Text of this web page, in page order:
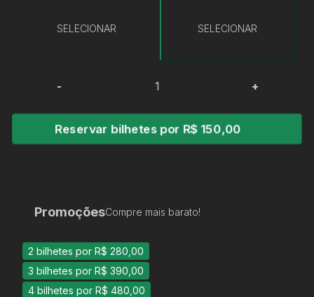
SELECIONAR SELECIONAR
- +
Reservar bilhetes por R$ 150,00
PromoçõesCompre mais barato!
2 bilhetes por R$ 280,00
3 bilhetes por R$ 390,00
4 bilhetes por R$ 480,00